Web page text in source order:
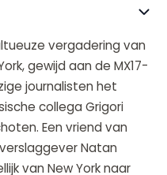
vergadering van
gewijd aan de MX17-
journalisten het
collega Grigori
Een vriend van
Natan
van New York naar